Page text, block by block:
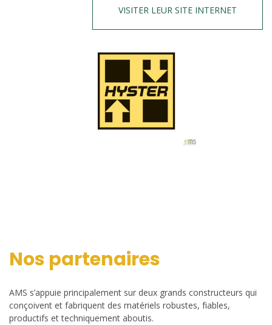
VISITER LEUR SITE INTERNET
Nos partenaires
AMS s’appuie principalement sur deux grands constructeurs qui
conçoivent et fabriquent des matériels robustes, fiables,
productifs et techniquement aboutis.